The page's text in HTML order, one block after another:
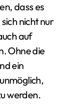
dass es
nicht nur
auf
Ohne die
ein
werden.